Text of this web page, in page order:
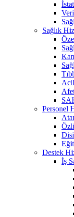
Sağlık
Personel
Destek
İş